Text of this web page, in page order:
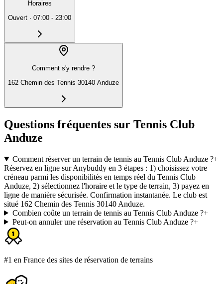
Horaires
Ouvert · 07:00 - 23:00
Comment s'y rendre ?
162 Chemin des Tennis 30140 Anduze
Questions fréquentes sur Tennis Club
Anduze
Comment réserver un terrain de tennis au Tennis Club Anduze ?+
Réservez en ligne sur Anybuddy en 3 étapes : 1) choisissez votre
créneau parmi les disponibilités en temps réel du Tennis Club
Anduze, 2) sélectionnez l'horaire et le type de terrain, 3) payez en
ligne de manière sécurisée. Confirmation instantanée. Le club est
situé 162 Chemin des Tennis 30140 Anduze.
Combien coûte un terrain de tennis au Tennis Club Anduze ?+
Peut-on annuler une réservation au Tennis Club Anduze ?+
#1 en France des sites de réservation de terrains